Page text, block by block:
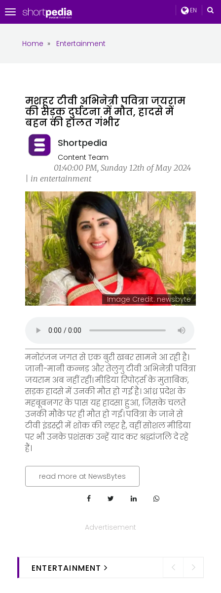
EN
Toggle
navigation
Home » Entertainment
मशहूर टीवी अभिनेत्री पवित्रा जयराम
की सड़क दुर्घटना में मौत, हादसे में
बहन की हालत गंभीर
Shortpedia
Content Team
01:40:00 PM, Sunday 12th of May 2024
| in entertainment
Image Credit: newsbyte
मनाेरंजन जगत से एक बुरी खबर सामने आ रही है।
जानी-मानी कन्नड़ और तेलुगु टीवी अभिनेत्री पवित्रा
जयराम अब नहीं रहीं। मीडिया रिपोर्ट्स के मुताबिक,
सड़क हादसे में उनकी मौत हो गई है। आंध्र प्रदेश के
महबूबनगर के पास यह हादसा हुआ, जिसके चलते
उनकी मौके पर ही माैत हो गई। पवित्रा के जाने से
टीवी इंडस्ट्री में शोक की लहर है, वहीं सोशल मीडिया
पर भी उनके प्रशंसक उन्हें याद कर श्रद्धांजलि दे रहे
हैं।
read more at NewsBytes
Advertisement
ENTERTAINMENT